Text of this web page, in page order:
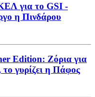
για το GSI -
η Πινδάρου
Edition: Ζόρια για
γυρίζει η Πάφος